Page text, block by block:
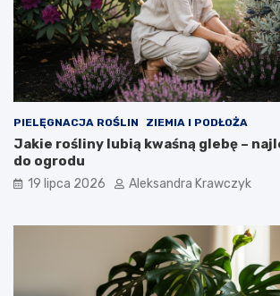
PIELĘGNACJA ROŚLIN ZIEMIA I PODŁOŻA
Jakie rośliny lubią kwaśną glebę –
do ogrodu
19 lipca 2026 Aleksandra Krawczyk